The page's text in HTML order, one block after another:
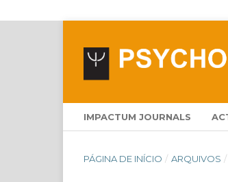
IMPACTUM JOURNALS
PÁGINA DE INÍCIO / ARQUIVOS /